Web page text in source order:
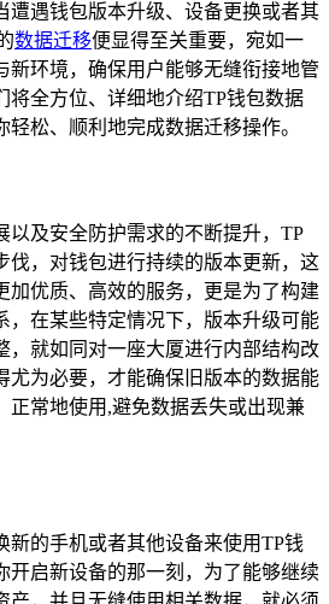
遭遇钱包版本升级、设备更换或者其
数据迁移便显得至关重要，宛如一
新环境，确保用户能够无缝衔接地管
将全方位、详细地介绍TP钱包数据
松、顺利地完成数据迁移操作。
以及安全防护需求的不断提升，TP
伐，对钱包进行持续的版本更新，这
加优质、高效的服务，更是为了构建
，在某些特定情况下，版本升级可能
，就如同对一座大厦进行内部结构改
尤为必要，才能确保旧版本的数据能
正常地使用,避免数据丢失或出现兼
新的手机或者其他设备来使用TP钱
开启新设备的那一刻，为了能够继续